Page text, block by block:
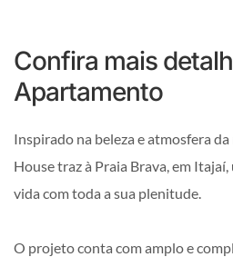
Confira mais
Apartamento
Inspirado na beleza e atmosfera
House traz à Praia Brava, em
vida com toda a sua plenitude.
O projeto conta com amplo e